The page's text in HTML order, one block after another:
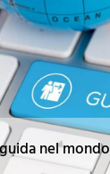
nel mondo